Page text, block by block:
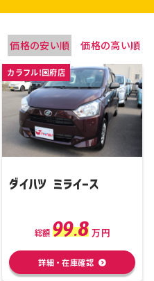
価格の安い順 価格の高い順
カラフル!国府店
ダイハツ ミライース
総額 99.8 万円
詳細・在庫確認